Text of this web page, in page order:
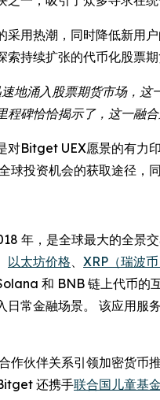
采用热潮，同时降低新用
索持续扩张的代币化股票
地涌入股票期货市场，这
程碑恰恰揭示了，这一融
对Bitget UEX愿景的有力
球投资机会的获取途径，
年，是全球最大的全景
以太坊价格、 XRP（瑞波
和 BNB 链上代币的
日常金融场景。 该应用服
作伙伴关系引领加密货币
还携手联合国儿童基